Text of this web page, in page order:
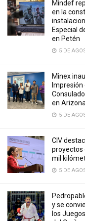
Mindef
en la
Especial
en Petén
5 DE
Minex
Impresión
en Arizona
5 DE
CIV
proyectos
mil
5 DE
y se
los